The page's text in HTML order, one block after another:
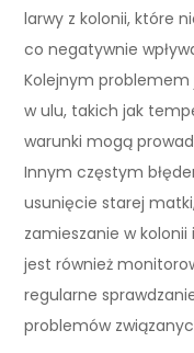
larwy z kolonii, które
co negatywnie
Kolejnym
w ulu, takich jak
warunki mogą
Innym częstym
usunięcie starej
zamieszanie w
jest również
regularne
problemów